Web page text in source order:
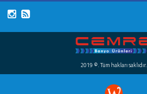
2019 ©. Tüm hakları saklıdır.